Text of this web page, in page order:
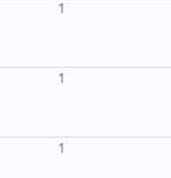
1
1
1